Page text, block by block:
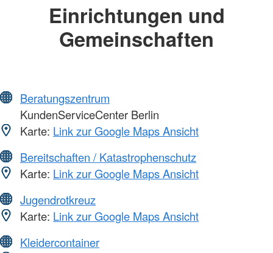
Einrichtungen und
Gemeinschaften
Beratungszentrum
KundenServiceCenter Berlin
Karte: Link zur Google Maps Ansicht
Bereitschaften / Katastrophenschutz
Karte: Link zur Google Maps Ansicht
Jugendrotkreuz
Karte: Link zur Google Maps Ansicht
Kleidercontainer